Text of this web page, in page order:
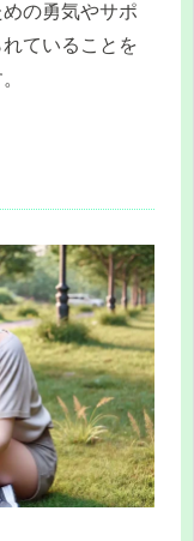
の勇気やサポ
ていることを